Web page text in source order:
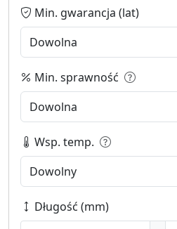
Min. gwarancja (lat)
Min. sprawność
Wsp. temp.
Długość (mm)